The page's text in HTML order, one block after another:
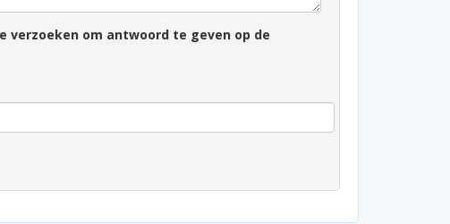
om antwoord te geven op de